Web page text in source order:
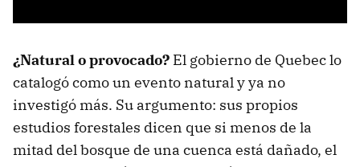
¿Natural o provocado? El gobierno de Quebec lo
catalogó como un evento natural y ya no
investigó más. Su argumento: sus propios
estudios forestales dicen que si menos de la
mitad del bosque de una cuenca está dañado, el